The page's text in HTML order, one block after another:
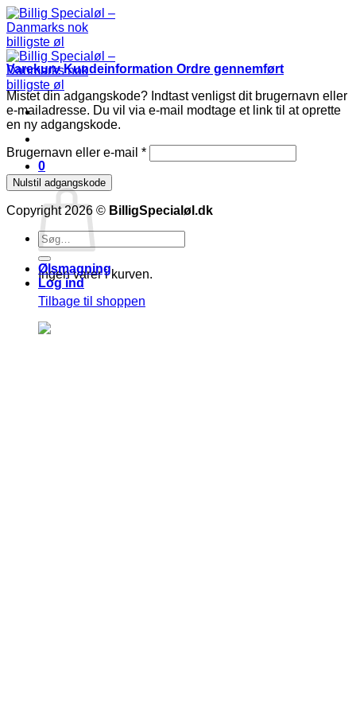
Fortsæt
til
indhold
0
Kurv
Ingen varer i kurven.
Tilbage til shoppen
VarekurvKundeinformation Ordre gennemført
Mistet din adgangskode? Indtast venligst dit brugernavn eller
e-mailadresse. Du vil via e-mail modtage et link til at oprette
en ny adgangskode.
Brugernavn eller e-mail *Påkrævet
Nulstil adgangskode
Copyright 2026 © BilligSpecialøl.dk
Søg
efter:
Ølsmagning
Log ind